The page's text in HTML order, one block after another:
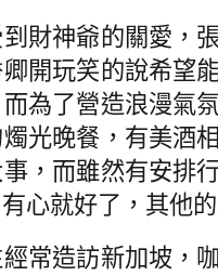
財神爺的關愛，
開玩笑的說希望
為了營造浪漫氣
光晚餐，有美酒
，而雖然有安排
心就好了，其他
常造訪新加坡，